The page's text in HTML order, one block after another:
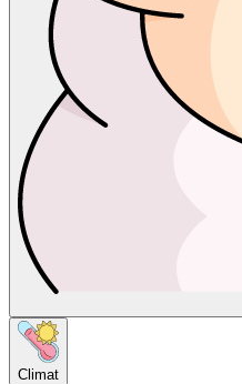
Climat